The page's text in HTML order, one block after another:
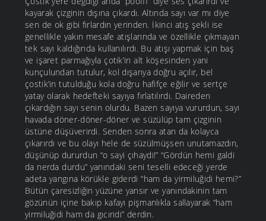
kayarak çizginin dışına çıkardı. Altında sayı var mı diye
sen de ok gibi fırlardın yerinden. İkinci atış şekli ise
genellikle yakın mesafe atışlarında ve özellikle çıkmayan
tek sayı kaldığında kullanılırdı. Bu atışı yapmak için baş
ve işaret parmağıyla çotik’in alt köşesinden yani
kunçulundan tutulur, kol dışarıya doğru açılır, bel
çostik’in tutulduğu kola doğru hafifçe eğilir ve sertçe
yatay olarak hedefteki sayıya fırlatılırdı. Daireden
çıkardığın sayı senin olurdu. Bazen sayıya vururdun, sayı
havada döner-döner-döner ve süzülüp tam çizginin
üstüne düşüverirdi. Senden sonra atan da kolayca
çıkarırdı ve bu olayı hele de süzülmüşsen unutamazdın,
düşünüp dururdun “o sayi çıhaydi!” “Gördün hemi galdi
da nerda durdu” yanındaki seni teselli edeceği yerde
adeta yangına körükle giderdi “ham da yirmiluğidi hemi?”
Bütün çaresizliğin yüzüne yansır ve yanındakinin tam
gözünün içine bakıp kafayı pişmanlıkla sallayarak “ham
yirmiluğidi ham da gıcıridi” derdin.